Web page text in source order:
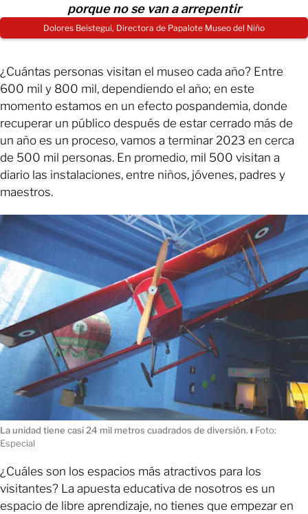
porque no se van a arrepentir
Dolores Beistegui, Directora de Papalote Museo del Niño
¿Cuántas personas visitan el museo cada año? Entre
600 mil y 800 mil, dependiendo el año; en este
momento estamos en un efecto pospandemia, donde
recuperar un público después de estar cerrado más de
un año es un proceso, vamos a terminar 2023 en cerca
de 500 mil personas. En promedio, mil 500 visitan a
diario las instalaciones, entre niños, jóvenes, padres y
maestros.
La unidad tiene casi 24 mil metros cuadrados de diversión. ı Foto:
Especial
¿Cuáles son los espacios más atractivos para los
visitantes? La apuesta educativa de nosotros es un
espacio de libre aprendizaje, no tienes que empezar en